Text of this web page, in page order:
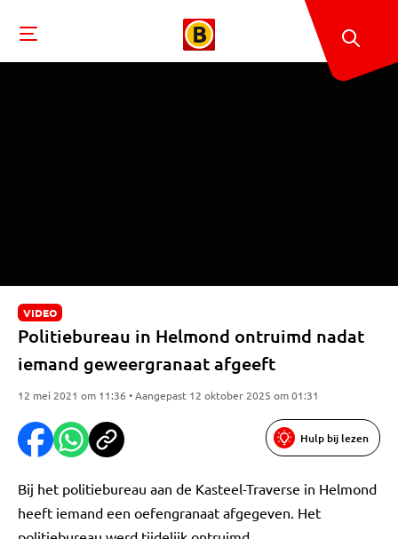
VIDEO
Politiebureau in Helmond ontruimd nadat
iemand geweergranaat afgeeft
12 mei 2021 om 11:36 • Aangepast 12 oktober 2025 om 01:31
Hulp bij lezen
Bij het politiebureau aan de Kasteel-Traverse in Helmond
heeft iemand een oefengranaat afgegeven. Het